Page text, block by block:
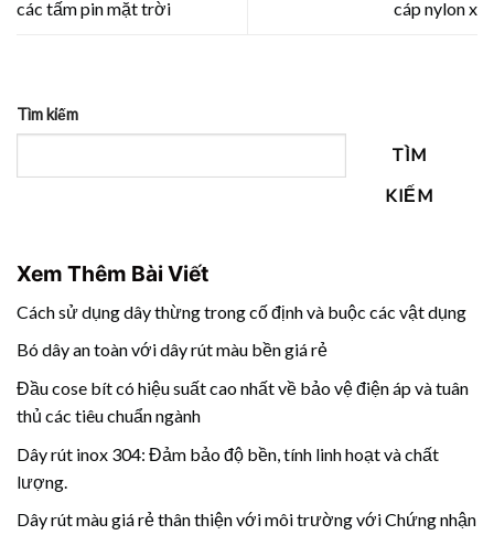
các tấm pin mặt trời
cáp nylon x
Tìm kiếm
TÌM
KIẾM
Xem Thêm Bài Viết
Cách sử dụng dây thừng trong cố định và buộc các vật dụng
Bó dây an toàn với dây rút màu bền giá rẻ
Đầu cose bít có hiệu suất cao nhất về bảo vệ điện áp và tuân
thủ các tiêu chuẩn ngành
Dây rút inox 304: Đảm bảo độ bền, tính linh hoạt và chất
lượng.
Dây rút màu giá rẻ thân thiện với môi trường với Chứng nhận